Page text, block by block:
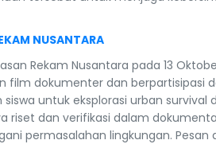
NUSANTARA
Rekam Nusantara pada 13
film dokumenter dan berpartisipasi
untuk eksplorasi urban
riset dan verifikasi dalam
permasalahan lingkungan. Pesan